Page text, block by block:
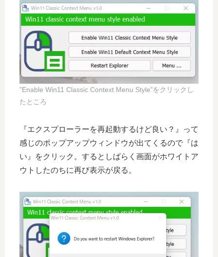
”Enable Win11 Classic Context Menu Style”をクリックし
たところ
『エクスプローラーを再起動するけど良い？』って
感じのポップアップウィンドウが出てくるので『は
い』をクリック。するとしばらく画面がホワイトア
ウトしたのちに再び表示が戻る。